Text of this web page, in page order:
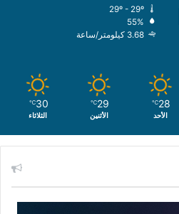
55%
3.68 كيلومتر/ساعة
28
℃
الأحد
29
℃
الأثنين
30
℃
الثلاثاء